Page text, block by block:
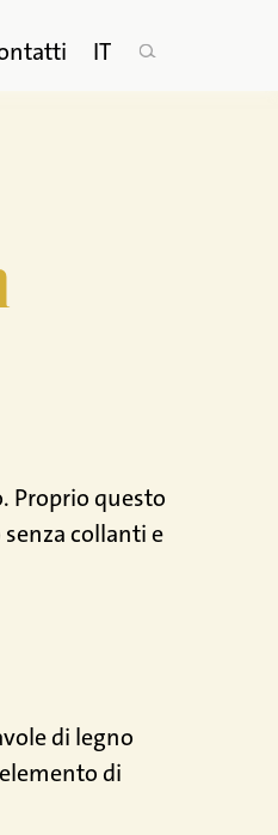
IT
Proprio questo
collanti e
di legno
di